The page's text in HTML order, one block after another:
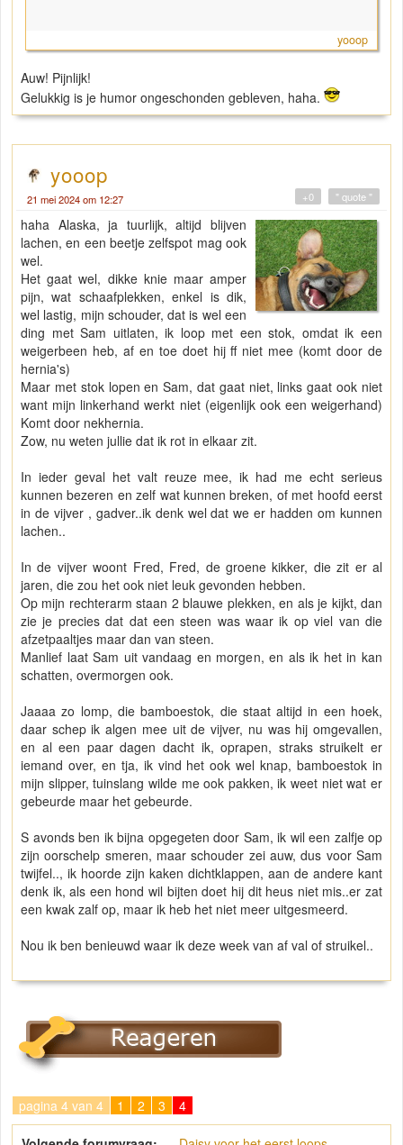
yooop
Auw! Pijnlijk!
Gelukkig is je humor ongeschonden gebleven, haha.
yooop
21 mei 2024 om 12:27 " quote "
+0
haha Alaska, ja tuurlijk, altijd blijven
lachen, en een beetje zelfspot mag ook
wel.
Het gaat wel, dikke knie maar amper
pijn, wat schaafplekken, enkel is dik,
wel lastig, mijn schouder, dat is wel een
ding met Sam uitlaten, ik loop met een stok, omdat ik een
weigerbeen heb, af en toe doet hij ff niet mee (komt door de
hernia's)
Maar met stok lopen en Sam, dat gaat niet, links gaat ook niet
want mijn linkerhand werkt niet (eigenlijk ook een weigerhand)
Komt door nekhernia.
Zow, nu weten jullie dat ik rot in elkaar zit.
In ieder geval het valt reuze mee, ik had me echt serieus
kunnen bezeren en zelf wat kunnen breken, of met hoofd eerst
in de vijver , gadver..ik denk wel dat we er hadden om kunnen
lachen..
In de vijver woont Fred, Fred, de groene kikker, die zit er al
jaren, die zou het ook niet leuk gevonden hebben.
Op mijn rechterarm staan 2 blauwe plekken, en als je kijkt, dan
zie je precies dat dat een steen was waar ik op viel van die
afzetpaaltjes maar dan van steen.
Manlief laat Sam uit vandaag en morgen, en als ik het in kan
schatten, overmorgen ook.
Jaaaa zo lomp, die bamboestok, die staat altijd in een hoek,
daar schep ik algen mee uit de vijver, nu was hij omgevallen,
en al een paar dagen dacht ik, oprapen, straks struikelt er
iemand over, en tja, ik vind het ook wel knap, bamboestok in
mijn slipper, tuinslang wilde me ook pakken, ik weet niet wat er
gebeurde maar het gebeurde.
S avonds ben ik bijna opgegeten door Sam, ik wil een zalfje op
zijn oorschelp smeren, maar schouder zei auw, dus voor Sam
twijfel.., ik hoorde zijn kaken dichtklappen, aan de andere kant
denk ik, als een hond wil bijten doet hij dit heus niet mis..er zat
een kwak zalf op, maar ik heb het niet meer uitgesmeerd.
Nou ik ben benieuwd waar ik deze week van af val of struikel..
pagina 4 van 4 1 2 3 4